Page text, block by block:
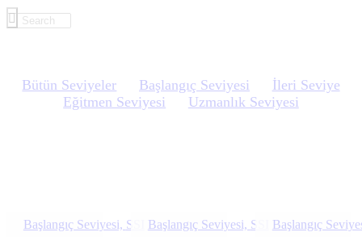
Bütün Seviyeler Başlangıç Seviyesi
İleri Seviye
Eğitmen Seviyesi
Uzmanlık Seviyesi
Başlangıç Seviyesi, SSI Başlangıç Seviyesi, SSI Başlangıç